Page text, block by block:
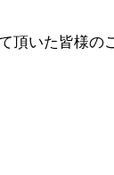
頂いた皆様の